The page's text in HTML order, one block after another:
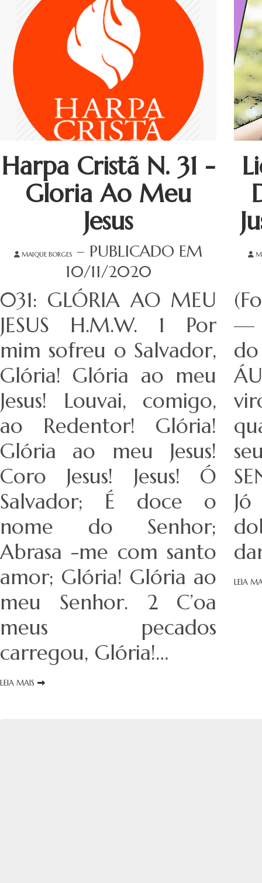
Harpa Cristã N. 31 -
Gloria Ao Meu
Jesus
MAIQUE BORGES
– PUBLICADO EM
10/11/2020
031: GLÓRIA AO MEU
JESUS H.M.W. 1 Por
mim sofreu o Salvador,
Glória! Glória ao meu
Jesus! Louvai, comigo,
ao Redentor! Glória!
Glória ao meu Jesus!
Coro Jesus! Jesus! Ó
Salvador; É doce o
nome do Senhor;
Abrasa -me com santo
amor; Glória! Glória ao
meu Senhor. 2 C’oa
meus pecados
carregou, Glória!…
LEIA MAIS
—
LEIA